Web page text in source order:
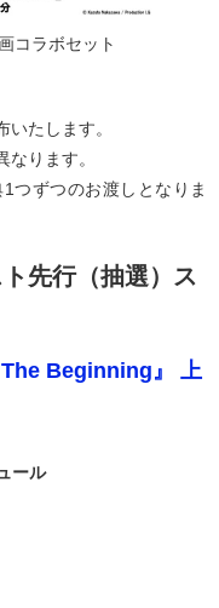
コラボセット
たします。
ります。
つずつのお渡しとなりま
先行（抽選）ス
Beginning』 上
ール